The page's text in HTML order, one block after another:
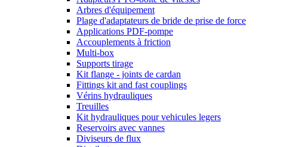
Arbres d'équipement
Plage d'adaptateurs de bride de prise de force
Applications PDF-pompe
Accouplements à friction
Multi-box
Supports tirage
Kit flange - joints de cardan
Fittings kit and fast couplings
Vérins hydrauliques
Treuilles
Kit hydrauliques pour vehicules legers
Reservoirs avec vannes
Diviseurs de flux